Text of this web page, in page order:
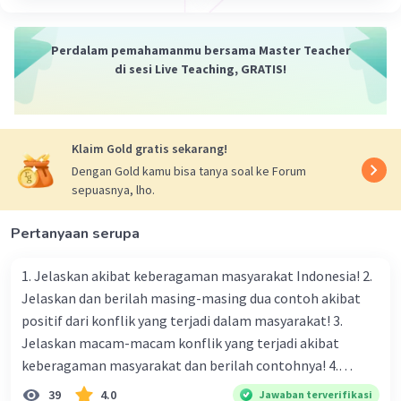
Perdalam pemahamanmu bersama Master Teacher
di sesi Live Teaching, GRATIS!
Klaim Gold gratis sekarang!
Dengan Gold kamu bisa tanya soal ke Forum
sepuasnya, lho.
Pertanyaan serupa
1. Jelaskan akibat keberagaman masyarakat Indonesia! 2.
Jelaskan dan berilah masing-masing dua contoh akibat
positif dari konflik yang terjadi dalam masyarakat! 3.
Jelaskan macam-macam konflik yang terjadi akibat
keberagaman masyarakat dan berilah contohnya! 4.
Mengapa dalam masyarakat yang memiliki keberagaman
39 4.0 Jawaban terverifikasi